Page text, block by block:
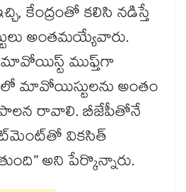
కేంద్రంతో కలిసి నడిస్తే
అంతమయ్యేవారు.
ముఫ్త్​గా
మావోయిస్టులను అంతం
రావాలి. బీజేపీతోనే
వికసిత్​
అని పేర్కొన్నారు.